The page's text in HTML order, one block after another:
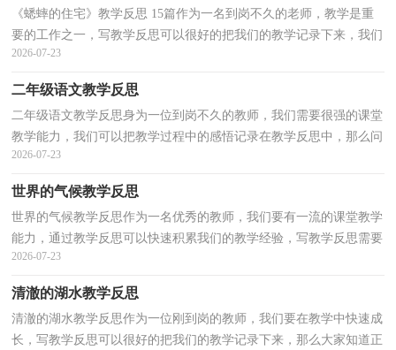
《蟋蟀的住宅》教学反思 15篇作为一名到岗不久的老师，教学是重
要的工作之一，写教学反思可以很好的把我们的教学记录下来，我们
该怎么去写教学反思呢？以下是小编收集整理的《蟋蟀...
2026-07-23
二年级语文教学反思
二年级语文教学反思身为一位到岗不久的教师，我们需要很强的课堂
教学能力，我们可以把教学过程中的感悟记录在教学反思中，那么问
题来了，教学反思应该怎么写？以下是小编收集整理的二...
2026-07-23
世界的气候教学反思
世界的气候教学反思作为一名优秀的教师，我们要有一流的课堂教学
能力，通过教学反思可以快速积累我们的教学经验，写教学反思需要
注意哪些格式呢？下面是小编整理的世界的气候教学反...
2026-07-23
清澈的湖水教学反思
清澈的湖水教学反思作为一位刚到岗的教师，我们要在教学中快速成
长，写教学反思可以很好的把我们的教学记录下来，那么大家知道正